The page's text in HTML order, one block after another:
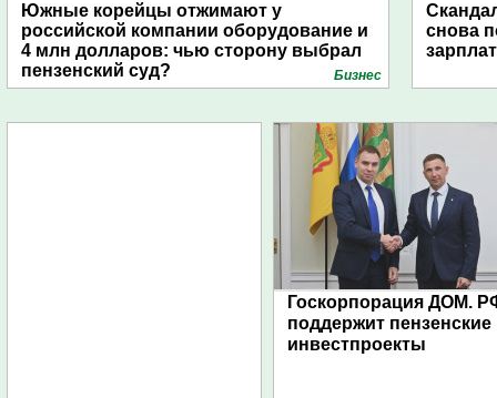
Южные корейцы отжимают у
российской компании оборудование и
4 млн долларов: чью сторону выбрал
пензенский суд?
Бизнес
снова
Госкорпорация ДОМ.
поддержит пензенские
инвестпроекты